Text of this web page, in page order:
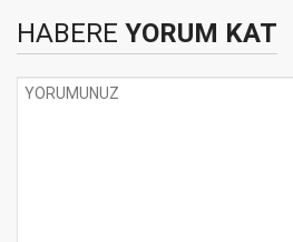
HABERE YORUM KAT